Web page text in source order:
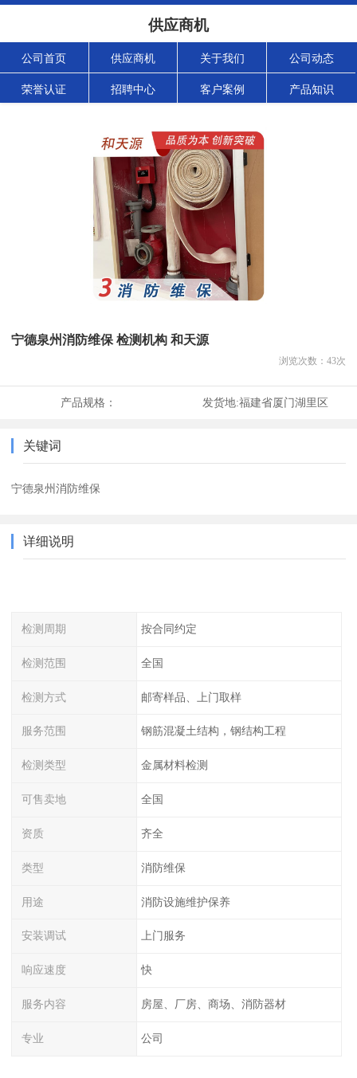
供应商机
公司首页 供应商机 关于我们 公司动态
荣誉认证 招聘中心 客户案例 产品知识
宁德泉州消防维保 检测机构 和天源
浏览次数： 43次
产品规格： 发货地:福建省厦门湖里区
关键词
宁德泉州消防维保
详细说明
检测周期 按合同约定
检测范围 全国
检测方式 邮寄样品、上门取样
服务范围 钢筋混凝土结构，钢结构工程
检测类型 金属材料检测
可售卖地 全国
资质 齐全
类型 消防维保
用途 消防设施维护保养
安装调试 上门服务
响应速度 快
服务内容 房屋、厂房、商场、消防器材
专业 公司